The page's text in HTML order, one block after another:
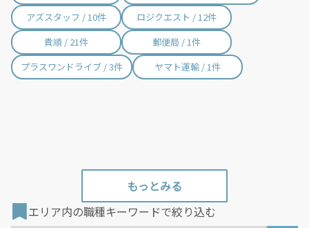
富津市 / 32件
浦安市 / 58件
四街道市 / 20件
袖ケ浦市 / 465件
八街市 / 452件
印西市 / 65件
栄町 / 5件
神崎町 / 5件
多古町 / 3件
アズスタッフ / 10件
ロジクエスト / 12件
貴順 / 21件
郵便局 / 1件
プラスワンドライブ / 3件
ヤマト運輸 / 1件
エリア内の職種キーワードで絞り込む